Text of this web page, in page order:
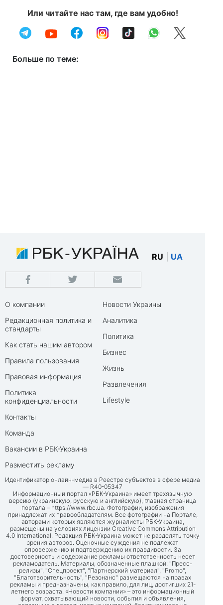
Или читайте нас там, где вам удобно!
Больше по теме:
RU UA
О компании
Редакционная политика и
стандарты
Как стать нашим автором
Правила пользования
Правовая информация
Политика
конфиденциальности
Контакты
Команда
Вакансии в РБК-Украина
Разместить рекламу
Новости Украины
Аналитика
Политика
Бизнес
Жизнь
Развлечения
Lifestyle
Идентификатор онлайн-медиа в Реестре субъектов в сфере медиа
— R40-05347
Информационный портал «РБК-Украина» имеет трехязычную
версию (украинскую, русскую и английскую), главная страница
портала – https://www.rbc.ua. Фотографии, изображения
принадлежат их правообладателям. Все фотографии на Портале,
авторами которых являются журналисты РБК-Украина,
размещены на условиях лицензии Creative Commons Attribution
4.0 International. Редакция РБК-Украина может не разделять точку
зрения авторов. Оценочные суждения не подлежат
опровержению и подтверждению их правдивости. За
достоверность и содержание рекламы ответственность несет
рекламодатель. Материалы, обозначенные плашкой: "Пресс-
релизы", "Спецпроект", "Партнерский материал", "Promo",
"Благотворительность", "Резонанс" размещаются на правах
рекламы и предназначены, как правило, для лиц, достигших 21-
летнего возраста. «Новости компании» – это информационный
формат, охватывающий новости, события и объявления,